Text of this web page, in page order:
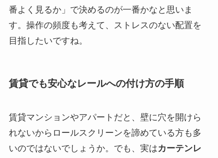
番よく見るか」で決めるのが一番かなと思いま
す。操作の頻度も考えて、ストレスのない配置を
目指したいですね。
賃貸でも安心なレールへの付け方の手順
賃貸マンションやアパートだと、壁に穴を開けら
れないからロールスクリーンを諦めている方も多
いのではないでしょうか。でも、実はカーテンレ